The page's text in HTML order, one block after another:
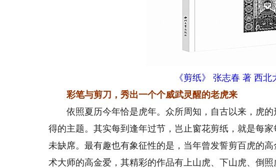
《剪纸》 张志春 著 西北
彩笔与剪刀，秀出一个个威武灵醒的老虎来
依照夏历今年恰是虎年。众所周知，自古以来，虎的
得的主题。其实每到逢年过节，岂止窗花剪纸，就是每
未缺席。最有趣也有象征性的是，当年曾发誓剪百虎的
术大师的高金爱，其精彩的作品有上山虎、下山虎、倒